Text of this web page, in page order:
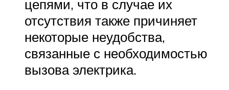
цепями, что в случае их
отсутствия также причиняет
некоторые неудобства,
связанные с необходимостью
вызова электрика.